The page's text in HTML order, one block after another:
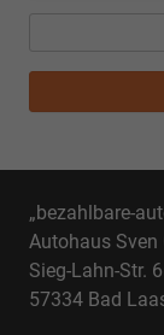
„bezahlbare-
Autohaus Sven
Sieg-Lahn-Str.
57334 Bad